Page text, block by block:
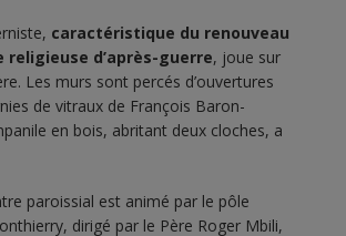
caractéristique du renouveau
religieuse d’après-guerre, joue sur
Les murs sont percés d’ouvertures
de vitraux de François Baron-
en bois, abritant deux cloches, a
paroissial est animé par le pôle
dirigé par le Père Roger Mbili,